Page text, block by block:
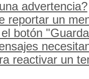
advertencia?
reportar un
botón
reactivar un